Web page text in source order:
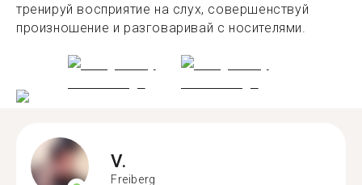
тренируй восприятие на слух, совершенствуй
произношение и разговаривай с носителями.
V.
Freiberg